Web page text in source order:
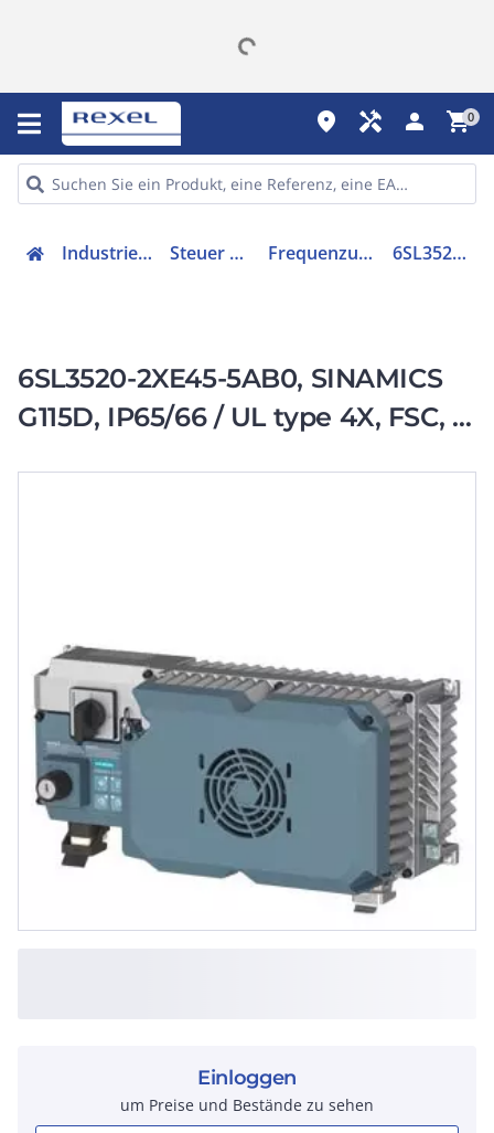
place handyman person shopping_cart0
Industriekomponenten Steuer & Regelgeräte Frequenzumrichter =< 1 kV 6SL35202XE455AB0
6SL3520-2XE45-5AB0, SINAMICS
G115D, IP65/66 / UL type 4X, FSC, 3
Einloggen
um Preise und Bestände zu sehen